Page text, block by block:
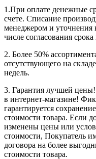
1.При оплате денежные
счете. Списание
менеджером и уточнения
числе согласования срока
2. Более 50%
отсутствующего на
недель.
3. Гарантия лучшей
в интернет-магазине!
гарантируется
стоимости товара. Если
изменены цены или
стоимости, Покупатель
договора на более
стоимости товара.